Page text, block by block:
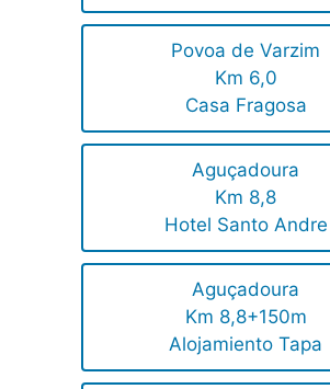
Povoa de Varzim
Km 6,0
Casa Fragosa
Aguçadoura
Km 8,8
Hotel Santo Andre
Aguçadoura
Km 8,8+150m
Alojamiento Tapa